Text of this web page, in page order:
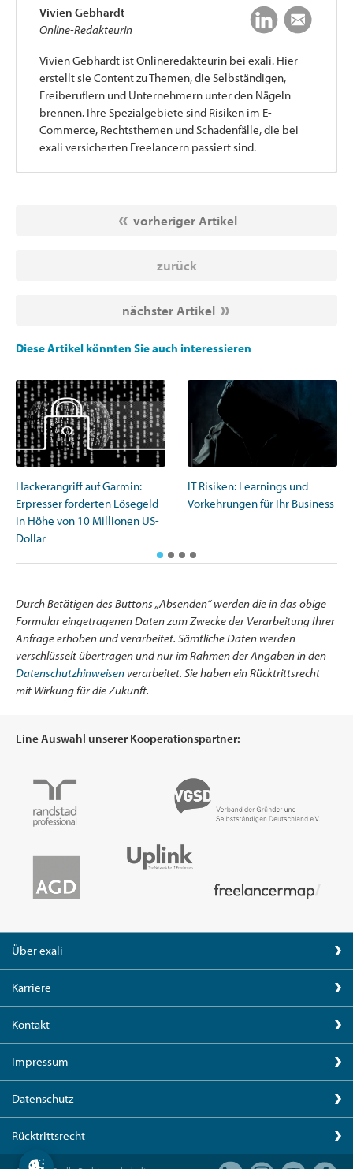
Vivien Gebhardt
Online-Redakteurin
Vivien Gebhardt ist Onlineredakteurin bei exali. Hier
erstellt sie Content zu Themen, die Selbständigen,
Freiberuflern und Unternehmern unter den Nägeln
brennen. Ihre Spezialgebiete sind Risiken im E-
Commerce, Rechtsthemen und Schadenfälle, die bei
exali versicherten Freelancern passiert sind.
vorheriger Artikel
zurück
nächster Artikel
Diese Artikel könnten Sie auch interessieren
Hackerangriff auf Garmin:
Erpresser forderten Lösegeld
in Höhe von 10 Millionen US-
Dollar
IT Risiken: Learnings und
Vorkehrungen für Ihr Business
Durch Betätigen des Buttons „Absenden“ werden die in das obige
Formular eingetragenen Daten zum Zwecke der Verarbeitung Ihrer
Anfrage erhoben und verarbeitet. Sämtliche Daten werden
verschlüsselt übertragen und nur im Rahmen der Angaben in den
Datenschutzhinweisenverarbeitet. Sie haben ein Rücktrittsrecht
mit Wirkung für die Zukunft.
Eine Auswahl unserer Kooperationspartner:
Über exali
Karriere
Kontakt
Impressum
Datenschutz
Rücktrittsrecht